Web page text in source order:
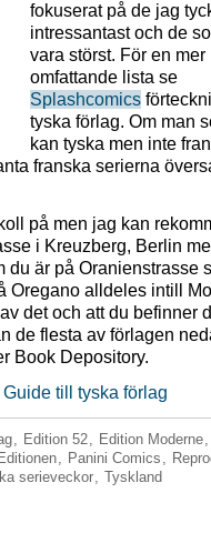
fokuserat på de jag
intressantast och de
vara störst. För en mer
omfattande lista se
Splashcomics
tyska förlag. Om man
kan tyska men inte
franska serierna
på men jag kan
i Kreuzberg, Berlin
du är på Oranienstrasse
Oregano alldeles intill
det och att du befinner
de flesta av förlagen
Book Depository.
till tyska förlag
, Edition 52, Edition Moderne
, Panini Comics ,
serieveckor, Tyskland